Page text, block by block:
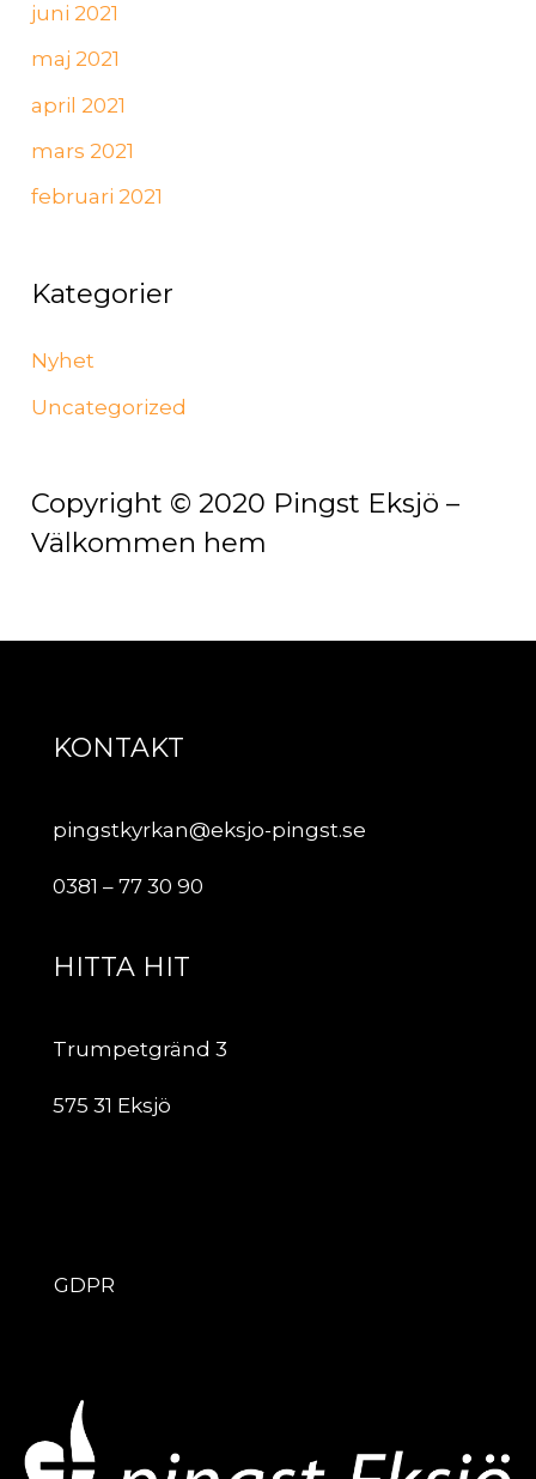
juni 2021
maj 2021
april 2021
mars 2021
februari 2021
Kategorier
Nyhet
Uncategorized
Copyright © 2020 Pingst Eksjö –
Välkommen hem
KONTAKT
pingstkyrkan@eksjo-pingst.se
0381 – 77 30 90
HITTA HIT
Trumpetgränd 3
575 31 Eksjö
GDPR